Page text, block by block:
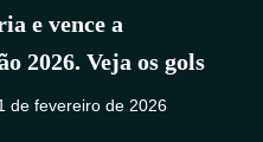
e vence a
2026. Veja os gols
de fevereiro de 2026